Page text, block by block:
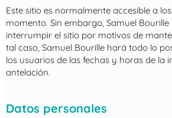
Este sitio es normalmente accesible a
momento. Sin embargo, Samuel
interrumpir el sitio por motivos de
tal caso, Samuel Bourille hará todo lo
los usuarios de las fechas y horas de la
antelación.
Datos personales